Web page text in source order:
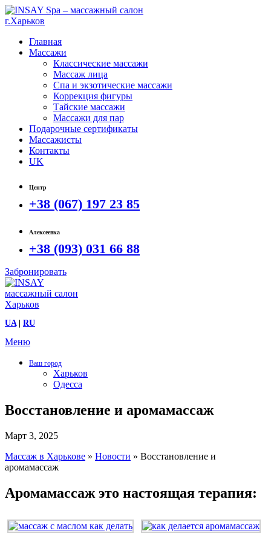
Главная
Массажи
Классические массажи
Массаж лица
Спа и экзотические массажи
Коррекция фигуры
Тайские массажи
Массажи для пар
Подарочные сертификаты
Массажисты
Контакты
UK
Центр
+38 (067) 197 23 85
Алексеевка
+38 (093) 031 66 88
Забронировать
UA| RU
Меню
Ваш город
Харьков
Одесса
Восстановление и аромамассаж
Март 3, 2025
Массаж в Харькове » Новости » Восстановление и
аромамассаж
Аромамассаж это настоящая терапия: